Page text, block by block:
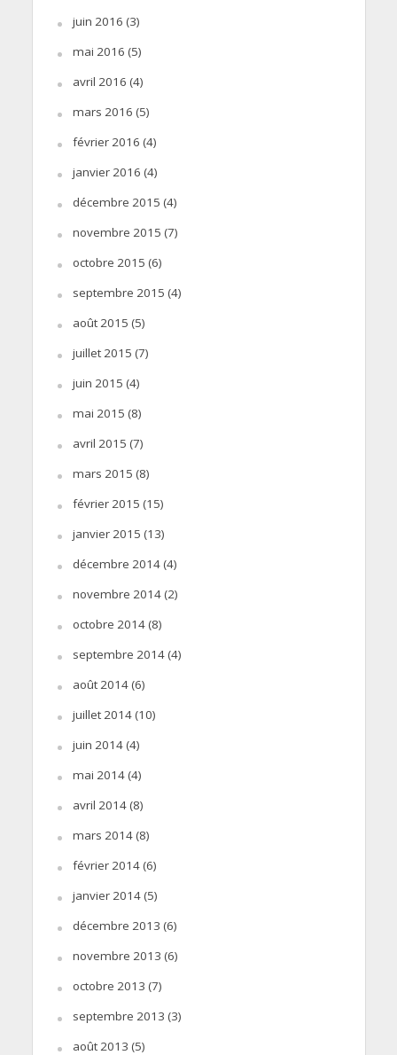
juin 2016 (3)
mai 2016 (5)
avril 2016 (4)
mars 2016 (5)
février 2016 (4)
janvier 2016 (4)
décembre 2015 (4)
novembre 2015 (7)
octobre 2015 (6)
septembre 2015 (4)
août 2015 (5)
juillet 2015 (7)
juin 2015 (4)
mai 2015 (8)
avril 2015 (7)
mars 2015 (8)
février 2015 (15)
janvier 2015 (13)
décembre 2014(4)
novembre 2014(2)
octobre 2014(8)
septembre 2014(4)
août 2014(6)
juillet 2014(10)
juin 2014(4)
mai 2014(4)
avril 2014(8)
mars 2014(8)
février 2014(6)
janvier 2014(5)
décembre 2013 (6)
novembre 2013 (6)
octobre 2013 (7)
septembre 2013 (3)
août 2013 (5)